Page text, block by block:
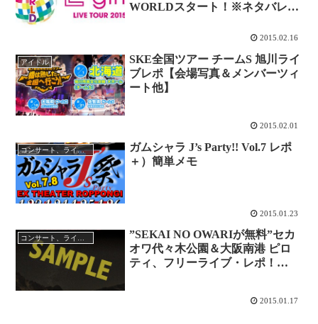
WORLDスタート！※ネタバレ有
2015.02.16
アイドル
SKE全国ツアー チームS 旭川ライ
ブレポ【会場写真＆メンバーツィ
ート他】
2015.02.01
コンサート、ライブレポ
ガムシャラ J’s Party!! Vol.7 レポ
＋）簡単メモ
2015.01.23
”SEKAI NO OWARIが無料”セカ
オワ代々木公園＆大阪南港 ピロ
ティ、フリーライブ・レポ！
2015.01.17